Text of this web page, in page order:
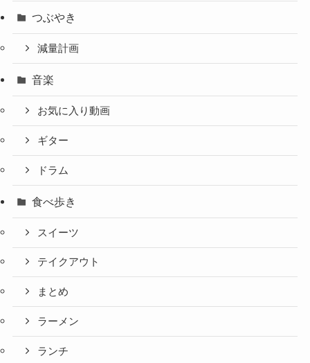
つぶやき
減量計画
音楽
お気に入り動画
ギター
ドラム
食べ歩き
スイーツ
テイクアウト
まとめ
ラーメン
ランチ